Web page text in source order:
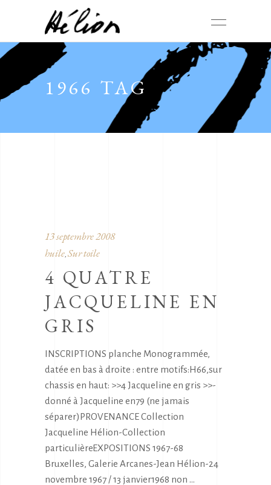
1966 TAG
13 septembre 2008
huile, Sur toile
4 QUATRE
JACQUELINE EN
GRIS
INSCRIPTIONS planche Monogrammée,
datée en bas à droite : entre motifs:H66,sur
chassis en haut: >>4 Jacqueline en gris >>-
donné à Jacqueline en79 (ne jamais
séparer)PROVENANCE Collection
Jacqueline Hélion-Collection
particulièreEXPOSITIONS 1967-68
Bruxelles, Galerie Arcanes-Jean Hélion-24
novembre 1967 / 13 janvier1968 non